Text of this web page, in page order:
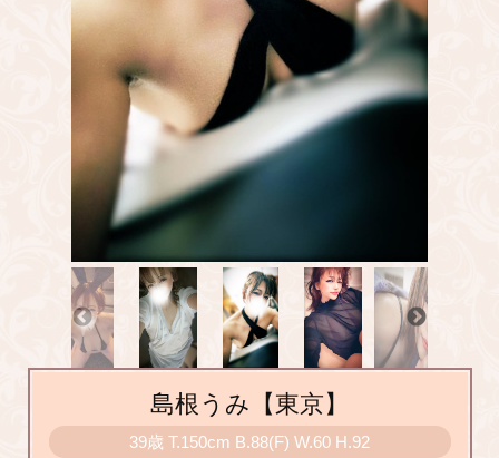
島根うみ【東京】
39歳 T.150cm B.88(F) W.60 H.92